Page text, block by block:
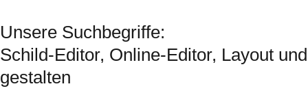
Unsere Suchbegriffe:
Schild-Editor, Online-Editor, Layout
gestalten